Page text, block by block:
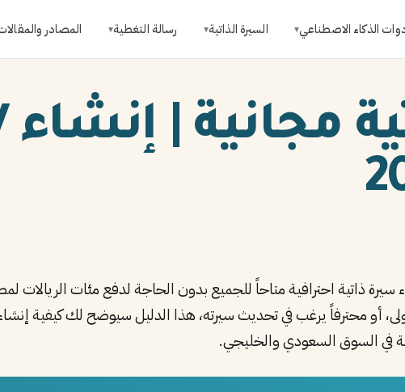
الذكاء الاصطناعي▾ السيرة الذاتية▾ رسالة التغطية▾ المصادر
سيرة ذاتية احترافية متاحاً للجميع بدون الحاجة لدفع مئات
في السوق السعودي والخليجي.